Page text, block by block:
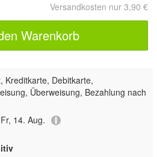
Versandkosten nur 3,90 €
Warenkorb
Kreditkarte, Debitkarte,
Überweisung, Bezahlung nach
14. Aug.